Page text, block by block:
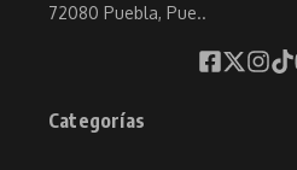
72080 Puebla, Pue..
Categorías